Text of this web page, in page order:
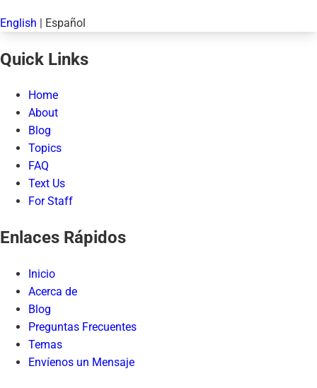
English | Español
Quick Links
Home
About
Blog
Topics
FAQ
Text Us
For Staff
Enlaces Rápidos
Inicio
Acerca de
Blog
Preguntas Frecuentes
Temas
Envíenos un Mensaje